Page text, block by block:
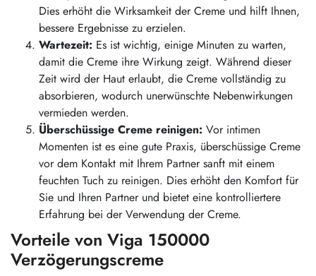
Dies erhöht die Wirksamkeit der Creme und hilft Ihnen,
bessere Ergebnisse zu erzielen.
Wartezeit: Es ist wichtig, einige Minuten zu warten,
damit die Creme ihre Wirkung zeigt. Während dieser
Zeit wird der Haut erlaubt, die Creme vollständig zu
absorbieren, wodurch unerwünschte Nebenwirkungen
vermieden werden.
Überschüssige Creme reinigen: Vor intimen
Momenten ist es eine gute Praxis, überschüssige Creme
vor dem Kontakt mit Ihrem Partner sanft mit einem
feuchten Tuch zu reinigen. Dies erhöht den Komfort für
Sie und Ihren Partner und bietet eine kontrolliertere
Erfahrung bei der Verwendung der Creme.
Vorteile von Viga 150000
Verzögerungscreme